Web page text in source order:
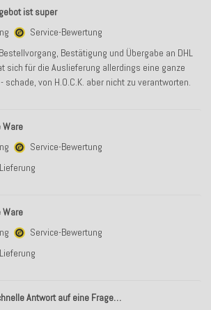
ist super
Service-Bewertung
Bestätigung und Übergabe an DHL
sich für die Auslieferung allerdings eine ganze
von H.O.C.K. aber nicht zu verantworten.
Ware
Service-Bewertung
Ware
Service-Bewertung
Antwort auf eine Frage…